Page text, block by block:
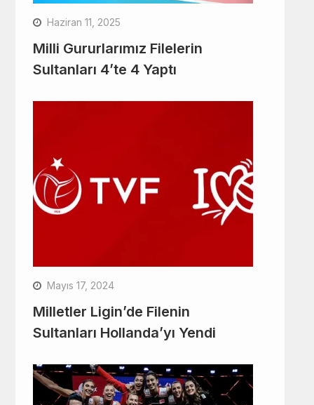
Haziran 11, 2025
Milli Gururlarımız Filelerin
Sultanları 4’te 4 Yaptı
Mayıs 17, 2024
Milletler Ligin’de Filenin
Sultanları Hollanda’yı Yendi